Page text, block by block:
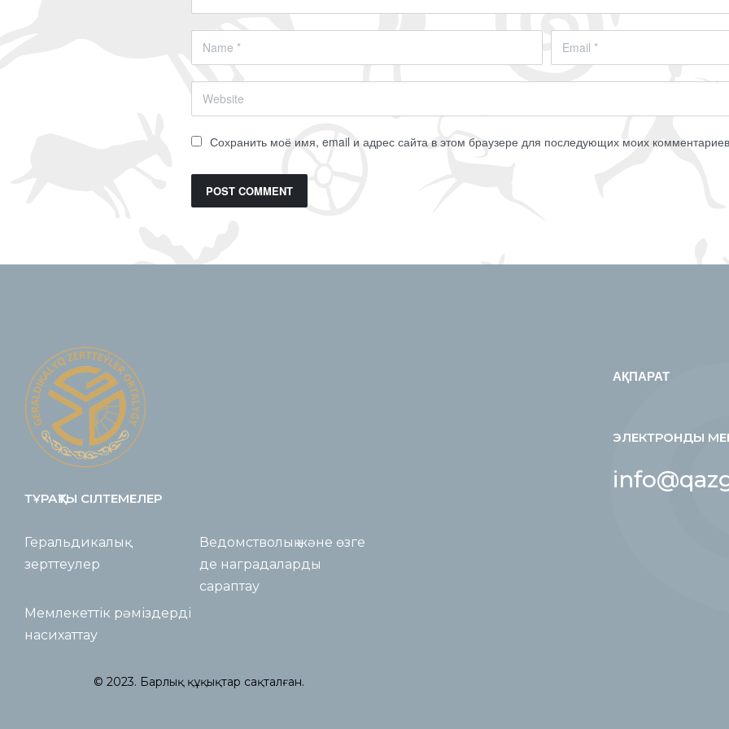
Сохранить моё имя, email и адрес сайта в этом браузере для последующих моих
ТҰРАҚТЫ СІЛТЕМЕЛЕР
Геральдикалық
зерттеулер
Ведомстволық және өзге
де наградаларды
сараптау
Мемлекеттік рәміздерді
насихаттау
АҚПАРАТ
ЭЛЕКТРОНДЫ
© 2023. Барлық құқықтар сақталған.